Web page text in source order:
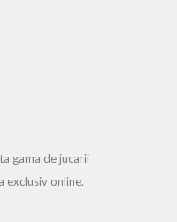
gama de jucarii
exclusiv online.